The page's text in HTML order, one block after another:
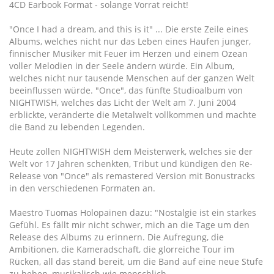
4CD Earbook Format - solange Vorrat reicht!
"Once I had a dream, and this is it" ... Die erste Zeile eines
Albums, welches nicht nur das Leben eines Haufen junger,
finnischer Musiker mit Feuer im Herzen und einem Ozean
voller Melodien in der Seele ändern würde. Ein Album,
welches nicht nur tausende Menschen auf der ganzen Welt
beeinflussen würde. "Once", das fünfte Studioalbum von
NIGHTWISH, welches das Licht der Welt am 7. Juni 2004
erblickte, veränderte die Metalwelt vollkommen und machte
die Band zu lebenden Legenden.
Heute zollen NIGHTWISH dem Meisterwerk, welches sie der
Welt vor 17 Jahren schenkten, Tribut und kündigen den Re-
Release von "Once" als remastered Version mit Bonustracks
in den verschiedenen Formaten an.
Maestro Tuomas Holopainen dazu: "Nostalgie ist ein starkes
Gefühl. Es fällt mir nicht schwer, mich an die Tage um den
Release des Albums zu erinnern. Die Aufregung, die
Ambitionen, die Kameradschaft, die glorreiche Tour im
Rücken, all das stand bereit, um die Band auf eine neue Stufe